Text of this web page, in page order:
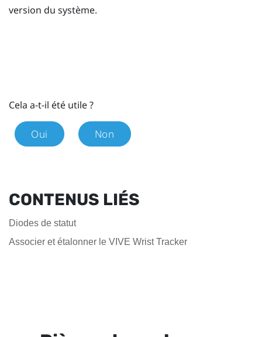
version du système.
Cela a-t-il été utile ?
Oui Non
CONTENUS LIÉS
Diodes de statut
Associer et étalonner le VIVE Wrist Tracker